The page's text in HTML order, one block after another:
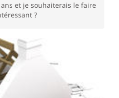
ans et je souhaiterais le faire
?